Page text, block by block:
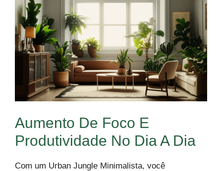
Aumento De Foco E
Produtividade No Dia A Dia
Com um Urban Jungle Minimalista, você